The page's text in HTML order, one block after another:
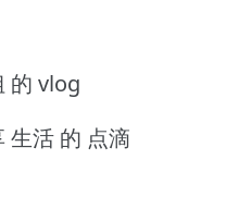
的 vlog
生活 的 点滴